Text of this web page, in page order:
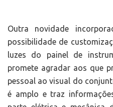
Outra novidade
possibilidade de
luzes do painel de
promete agradar aos que
pessoal ao visual do
é amplo e traz